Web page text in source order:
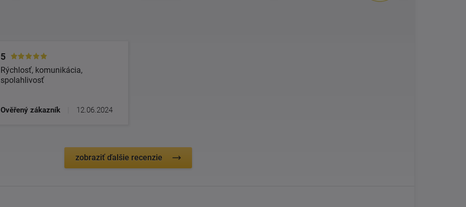
5
Rýchlosť, komunikácia,
spolahlivosť
Ověřený zákazník 12.06.2024
zobraziť ďalšie recenzie